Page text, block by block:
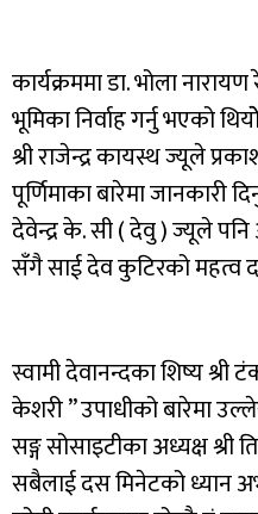
कार्यक्रममा डा. भोला
भूमिका निर्वाह गर्नु भएको
श्री राजेन्द्र कायस्थ ज्यूले
पूर्णिमाका बारेमा जानकारी
देवेन्द्र के. सी ( देवु ) ज्यूले
सँगै साई देव कुटिरको महत्व
स्वामी देवानन्दका शिष्य श्री
केशरी ” उपाधीको बारेमा
सङ्ग सोसाइटीका अध्यक्ष श्री
सबैलाई दस मिनेटको ध्यान